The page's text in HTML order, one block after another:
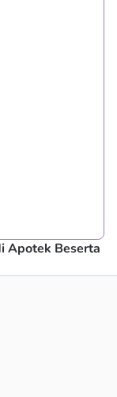
Apotek Beserta